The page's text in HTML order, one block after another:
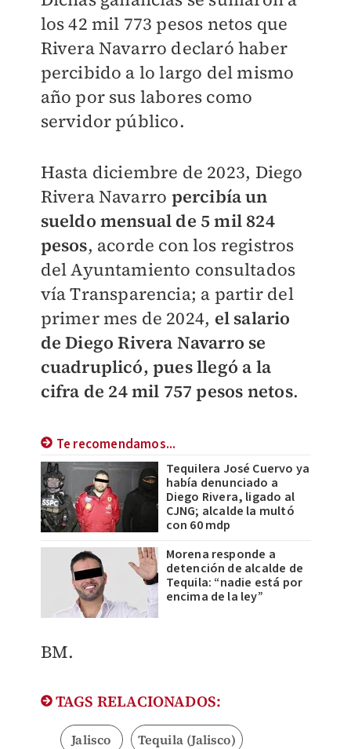
los 42 mil 773 pesos netos que
Rivera Navarro declaró haber
percibido a lo largo del mismo
año por sus labores como
servidor público.
Hasta diciembre de 2023, Diego
Rivera Navarro percibía un
sueldo mensual de 5 mil 824
pesos, acorde con los registros
del Ayuntamiento consultados
vía Transparencia; a partir del
primer mes de 2024, el salario
de Diego Rivera Navarro se
cuadruplicó, pues llegó a la
cifra de 24 mil 757 pesos netos.
Te recomendamos...
Tequilera José Cuervo ya
había denunciado a
Diego Rivera, ligado al
CJNG; alcalde la multó
con 60 mdp
Morena responde a
detención de alcalde de
Tequila: “nadie está por
encima de la ley”
BM.
TAGS RELACIONADOS:
Jalisco Tequila (Jalisco)